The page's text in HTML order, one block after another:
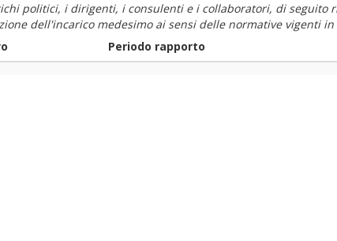
politici, i dirigenti, i consulenti e i collaboratori, di
dell'incarico medesimo ai sensi delle normative vigenti
Periodo rapporto